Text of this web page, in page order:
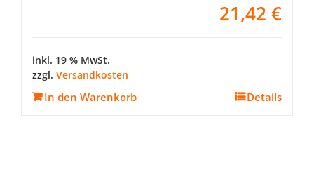
21,42 €
inkl. 19 % MwSt.
zzgl. Versandkosten
In den Warenkorb Details